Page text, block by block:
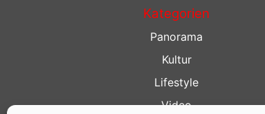
Kategorien
Panorama
Kultur
Lifestyle
Video